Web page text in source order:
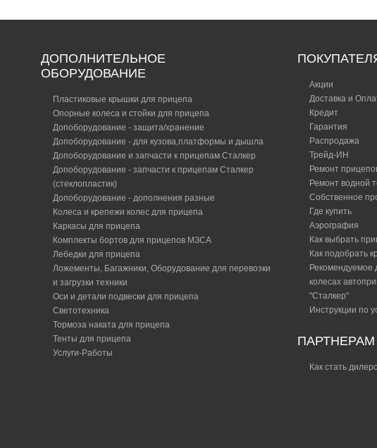
ДОПОЛНИТЕЛЬНОЕ
ОБОРУДОВАНИЕ
Пластиковые крышки для прицепа
Опорные колеса и стойки для прицепа
Допоборудование - защита/хранение
Допоборудование - для кузова,платформы и дышла
Допоборудование и запчасти к прицепам Сталкер
Допоборудование - запчасти к прицепам Сталкер
(стеклопластик)
Допоборудование - дополнения разные
Колеса и крепежи колес для прицепа
Каркасы для прицепа
Комплекты бортов для прицепов МЗСА
Лебедки для прицепа
Ложементы, Багажники, Оборудование для перевозки
и загрузки техники
Оси и детали подвески для прицепа
Светотехника
Тормоза наката для прицепа
Тенты для прицепа
Услуги-Работы
Акции
Доставка и
Кредит
Гарантия
Распродажа
Трейд-ИН
Ремонт
Ремонт водной
Собственное
Где купить
Аэрография
Как выбрать
Как подобрать
Рекомендуемое
колесах
"Сталкер"​
Инструкции по
ПАРТНЕРАМ
Как стать